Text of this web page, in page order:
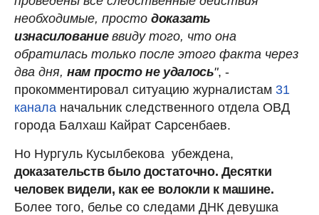
необходимые, просто доказать
изнасилованиеввиду того, что она
обратилась только после этого факта через
два дня, нам просто не удалось", -
прокомментировал ситуацию журналистам 31
канала начальник следственного отдела ОВД
города Балхаш Кайрат Сарсенбаев.
Но Нургуль Кусылбекова убеждена,
доказательств было достаточно. Десятки
человек видели, как ее волокли к машине.
Более того, белье со следами ДНК девушка